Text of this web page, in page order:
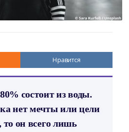
Нравится
состоит из воды.
нет мечты или цели
он всего лишь